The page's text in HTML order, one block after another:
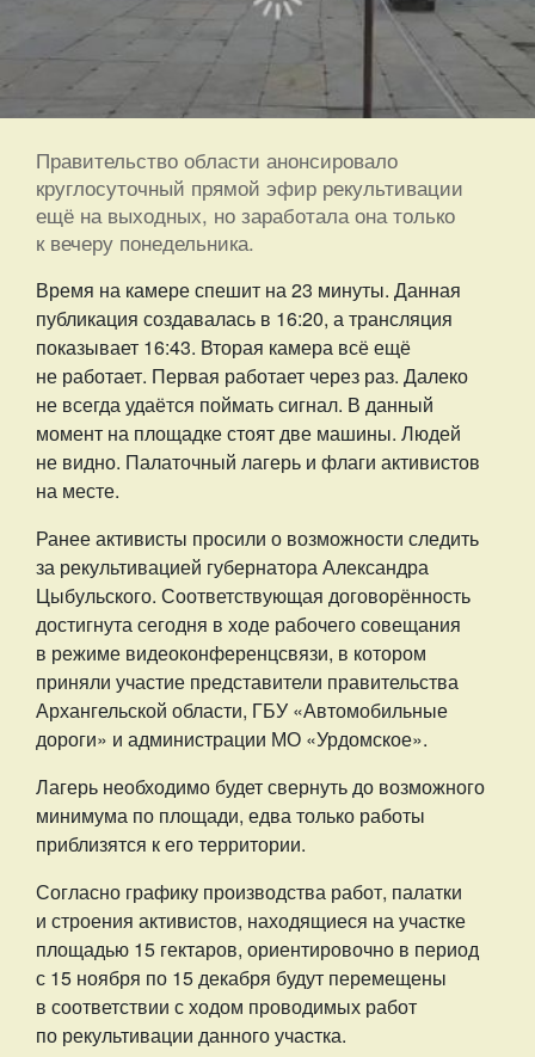
Правительство области анонсировало
круглосуточный прямой эфир рекультивации
ещё на выходных, но заработала она только
к вечеру понедельника.
Время на камере спешит на 23 минуты. Данная
публикация создавалась в 16:20, а трансляция
показывает 16:43. Вторая камера всё ещё
не работает. Первая работает через раз. Далеко
не всегда удаётся поймать сигнал. В данный
момент на площадке стоят две машины. Людей
не видно. Палаточный лагерь и флаги активистов
на месте.
Ранее активисты просили о возможности следить
за рекультивацией губернатора Александра
Цыбульского. Соответствующая договорённость
достигнута сегодня в ходе рабочего совещания
в режиме видеоконференцсвязи, в котором
приняли участие представители правительства
Архангельской области, ГБУ «Автомобильные
дороги» и администрации МО «Урдомское».
Лагерь необходимо будет свернуть до возможного
минимума по площади, едва только работы
приблизятся к его территории.
Согласно графику производства работ, палатки
и строения активистов, находящиеся на участке
площадью 15 гектаров, ориентировочно в период
с 15 ноября по 15 декабря будут перемещены
в соответствии с ходом проводимых работ
по рекультивации данного участка.